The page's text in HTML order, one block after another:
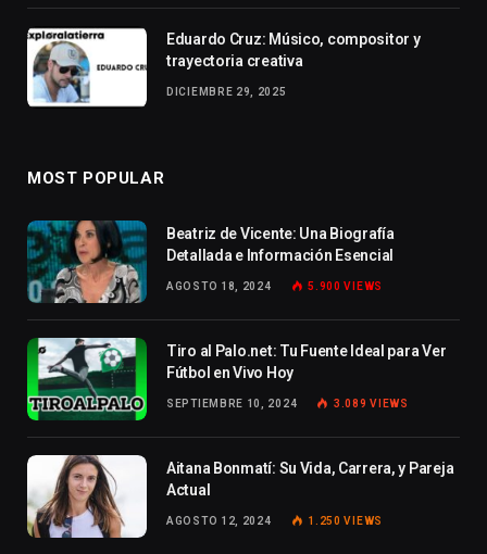
Eduardo Cruz: Músico, compositor y
trayectoria creativa
DICIEMBRE 29, 2025
MOST POPULAR
Beatriz de Vicente: Una Biografía
Detallada e Información Esencial
AGOSTO 18, 2024 5.900VIEWS
Tiro al Palo.net: Tu Fuente Ideal para Ver
Fútbol en Vivo Hoy
SEPTIEMBRE 10, 2024 3.089VIEWS
Aitana Bonmatí: Su Vida, Carrera, y Pareja
Actual
AGOSTO 12, 2024 1.250VIEWS